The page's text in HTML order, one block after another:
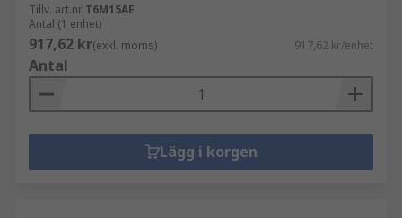
Tillv. art.nr T6M15AE
Antal (1 enhet)
917,62 kr(exkl. moms) 917,62 kr/enhet
Antal
Lägg i korgen